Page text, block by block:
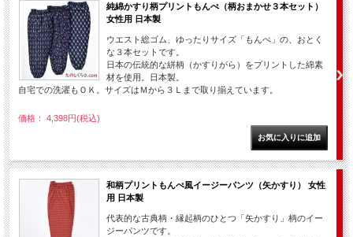
純綿かすり柄プリントもんぺ（柄おまかせ３本セット）
女性用 日本製
ウエスト総ゴム、ゆったりサイズ「もんぺ」の、おとく
な３本セットです。
日本の伝統的な絣柄（かすりがら）をプリントした綿素
材を使用。日本製。
自宅での洗濯もＯＫ。サイズはＭから３Ｌまで取り揃えています。
価格： 4,398円(税込)
和柄プリントもんぺ風イージーパンツ（矢かすり） 女性
用 日本製
代表的な古典柄・縁起柄のひとつ「矢かすり」柄のイー
ジーパンツです。